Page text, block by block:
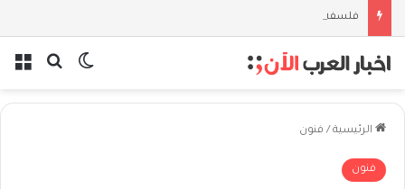
فلسفة الخيط والموج: نصف قرن في مدرسة البحر مع غسان المزيدي
بحثالوضع
الرئيسية / فنون
فنون